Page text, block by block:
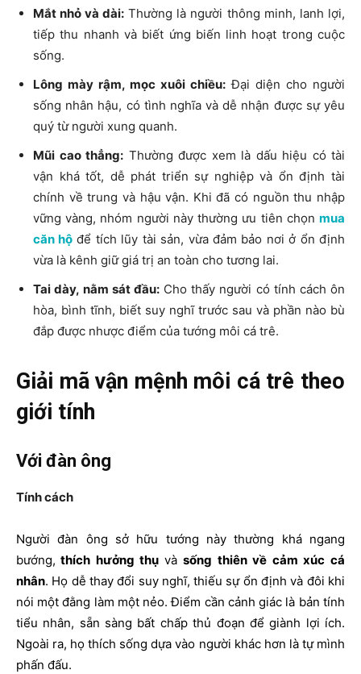
Mắt nhỏ và dài: Thường là người thông minh, lanh lợi,
tiếp thu nhanh và biết ứng biến linh hoạt trong cuộc
sống.
Lông mày rậm, mọc xuôi chiều: Đại diện cho người
sống nhân hậu, có tình nghĩa và dễ nhận được sự yêu
quý từ người xung quanh.
Mũi cao thẳng: Thường được xem là dấu hiệu có tài
vận khá tốt, dễ phát triển sự nghiệp và ổn định tài
chính về trung và hậu vận. Khi đã có nguồn thu nhập
vững vàng, nhóm người này thường ưu tiên chọn mua
căn hộ để tích lũy tài sản, vừa đảm bảo nơi ở ổn định
vừa là kênh giữ giá trị an toàn cho tương lai.
Tai dày, nằm sát đầu: Cho thấy người có tính cách ôn
hòa, bình tĩnh, biết suy nghĩ trước sau và phần nào bù
đắp được nhược điểm của tướng môi cá trê.
Giải mã vận mệnh môi cá trê theo
giới tính
Với đàn ông
Tính cách
Người đàn ông sở hữu tướng này thường khá ngang
bướng, thích hưởng thụ và sống thiên về cảm xúc cá
nhân. Họ dễ thay đổi suy nghĩ, thiếu sự ổn định và đôi khi
nói một đằng làm một nẻo. Điểm cần cảnh giác là bản tính
tiểu nhân, sẵn sàng bất chấp thủ đoạn để giành lợi ích.
Ngoài ra, họ thích sống dựa vào người khác hơn là tự mình
phấn đấu.